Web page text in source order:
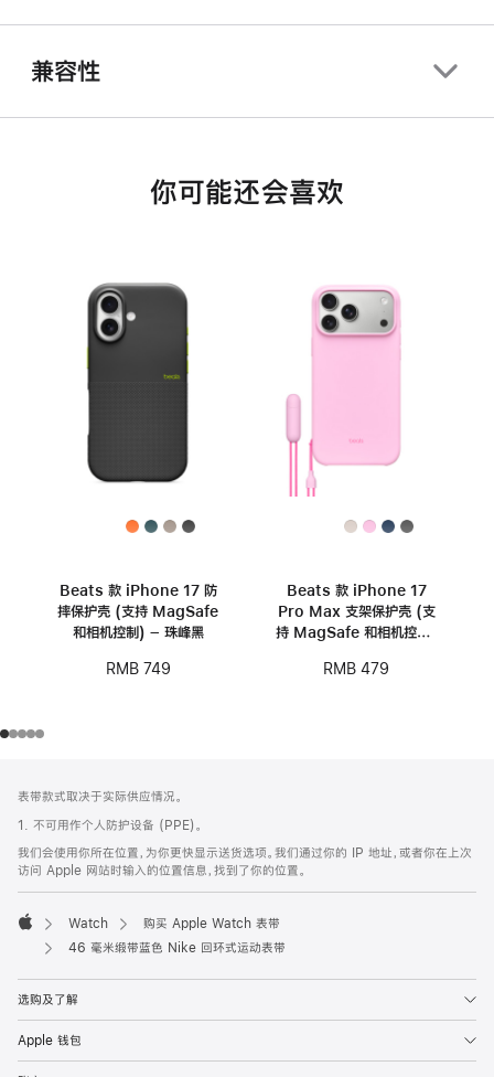
兼容性
你可能还会喜欢
Beats 款 iPhone 17 防
摔保护壳 (支持 MagSafe
和相机控制) – 珠峰黑
RMB 749
Beats 款 iPhone 17
Pro Max 支架保护壳 (支
持 MagSafe 和相机控制)
RMB 479
页
页
脚
注
表带款式取决于实际供应情况。
1. 不可用作个人防护设备 (PPE)。
我们会使用你所在位置，为你更快显示送货选项。我们通过你的 IP 地址，或者你在上次
访问 Apple 网站时输入的位置信息，找到了你的位置。
Apple
Watch
购买 Apple Watch 表带
46 毫米缎带蓝色 Nike 回环式运动表带
选购及了解
Apple 钱包